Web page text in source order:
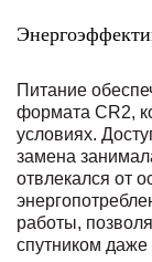
Питание
формата CR2,
условиях.
замена
отвлекался от
работы,
спутником